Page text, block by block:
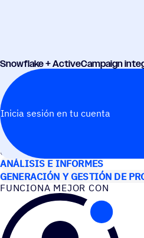
Snow­flake + ActiveCampaign
Inicia sesión en tu cuenta
CASOS DE USO
ANÁLISIS E INFORMES
GENERACIÓN Y GESTIÓN DE
FUNCIONA MEJOR CON